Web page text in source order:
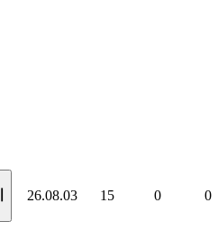
26.08.03 15 0 0